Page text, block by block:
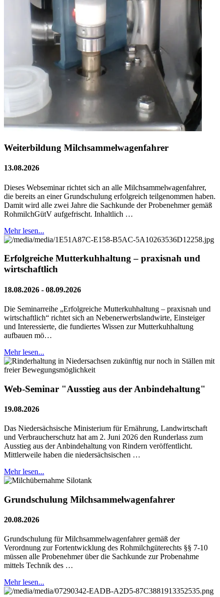
Weiterbildung Milchsammelwagenfahrer
13.08.2026
Dieses Webseminar richtet sich an alle Milchsammelwagenfahrer,
die bereits an einer Grundschulung erfolgreich teilgenommen haben.
Damit wird alle zwei Jahre die Sachkunde der Probenehmer gemäß
RohmilchGütV aufgefrischt. Inhaltlich …
Mehr lesen...
Erfolgreiche Mutterkuhhaltung – praxisnah und
wirtschaftlich
18.08.2026 - 08.09.2026
Die Seminarreihe „Erfolgreiche Mutterkuhhaltung – praxisnah und
wirtschaftlich“ richtet sich an Nebenerwerbslandwirte, Einsteiger
und Interessierte, die fundiertes Wissen zur Mutterkuhhaltung
aufbauen mö…
Mehr lesen...
Web-Seminar "Ausstieg aus der Anbindehaltung"
19.08.2026
Das Niedersächsische Ministerium für Ernährung, Landwirtschaft
und Verbraucherschutz hat am 2. Juni 2026 den Runderlass zum
Ausstieg aus der Anbindehaltung von Rindern veröffentlicht.
Mittlerweile haben die niedersächsischen …
Mehr lesen...
Grundschulung Milchsammelwagenfahrer
20.08.2026
Grundschulung für Milchsammelwagenfahrer gemäß der
Verordnung zur Fortentwicklung des Rohmilchgüterechts §§ 7-10
müssen alle Probenehmer über die Sachkunde zur Probenahme
mittels Technik des …
Mehr lesen...